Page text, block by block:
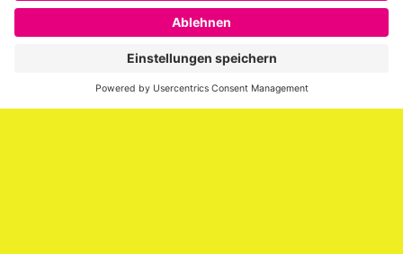
SAATKORN ist der Blog von Gero Hesse. Seit 2009 schreibt
er über die Themen Employer Branding,